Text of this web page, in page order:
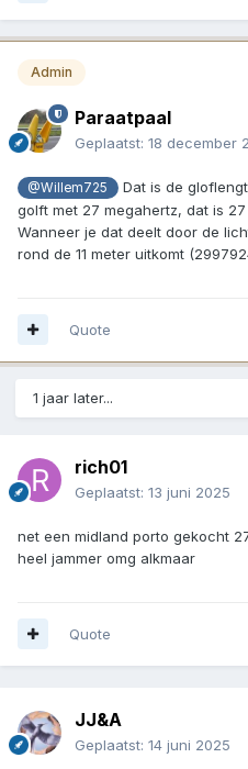
Admin
Paraatpaal
Geplaatst: 18 december
@Willem725
Dat is de
golft met 27 megahertz, dat is
Wanneer je dat deelt door de
rond de 11 meter uitkomt
Quote
1 jaar later...
rich01
Geplaatst: 13 juni 2025
net een midland porto gekocht
heel jammer omg alkmaar
Quote
JJ&A
Geplaatst: 14 juni 2025